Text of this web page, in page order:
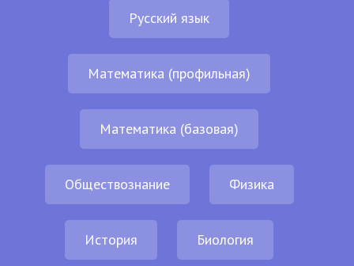
Русский язык
Математика (профильная)
Математика (базовая)
Обществознание Физика
История Биология